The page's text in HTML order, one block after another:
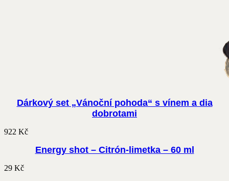
Dárkový set „Vánoční pohoda“ s vínem a dia
dobrotami
922 Kč
Energy shot – Citrón-limetka – 60 ml
29 Kč